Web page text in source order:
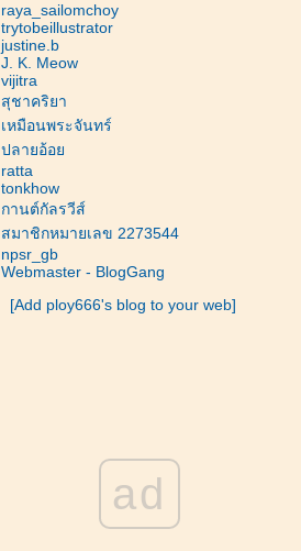
raya_sailomchoy
trytobeillustrator
justine.b
J. K. Meow
vijitra
สุชาคริยา
เหมือนพระจันทร์
ปลายอ้อ
ratta
tonkhow
กานต์กัลรวีส์
สมาชิกหมายเลข 2273544
npsr_gb
Webmaster - BlogGang
[Add ploy666's blog to your web]
ad